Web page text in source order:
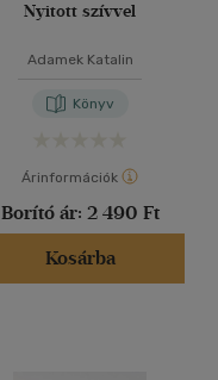
Nyitott szívvel
Adamek Katalin
Könyv
Árinformációk
Borító ár: 2 490 Ft
Kosárba